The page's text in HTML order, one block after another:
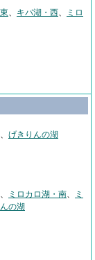
、 キバ湖・西、
ミロ
、 げきりんの湖
、 ミロカロ湖・南、
ミ
の湖